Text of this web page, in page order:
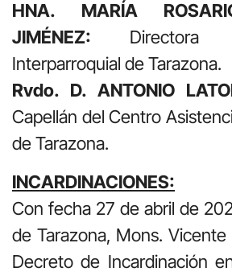
HNA. MARÍA
JIMÉNEZ: Directora
Interparroquial de Tarazona.
Rvdo. D. ANTONIO
Capellán del Centro
de Tarazona.
INCARDINACIONES:
Con fecha 27 de abril de
de Tarazona, Mons. Vicente
Decreto de Incardinación